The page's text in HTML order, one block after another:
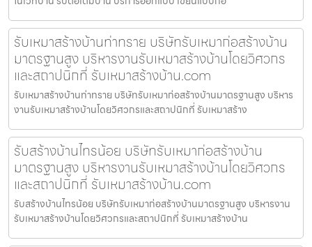
รับเหมาสร้างบ้านท่าทราย บริษัทรับเหมาก่อสร้างบ้าน
มาตรฐานสูง บริหารงานรับเหมาสร้างบ้านโดยวิศวกร
และสถาปนิกที่ รับเหมาสร้างบ้าน.com
รับเหมาสร้างบ้านท่าทราย บริษัทรับเหมาก่อสร้างบ้านมาตรฐานสูง บริหาร
งานรับเหมาสร้างบ้านโดยวิศวกรและสถาปนิกที่ รับเหมาสร้าง
รับสร้างบ้านไทรน้อย บริษัทรับเหมาก่อสร้างบ้าน
มาตรฐานสูง บริหารงานรับเหมาสร้างบ้านโดยวิศวกร
และสถาปนิกที่ รับเหมาสร้างบ้าน.com
รับสร้างบ้านไทรน้อย บริษัทรับเหมาก่อสร้างบ้านมาตรฐานสูง บริหารงาน
รับเหมาสร้างบ้านโดยวิศวกรและสถาปนิกที่ รับเหมาสร้างบ้าน